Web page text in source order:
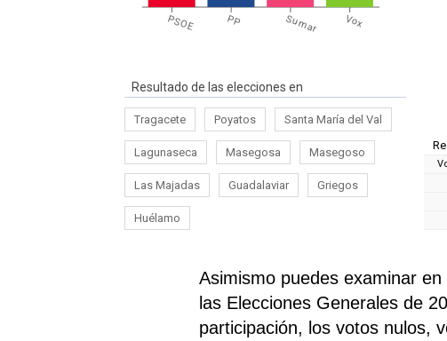
PSOE PP Sumar Vox
Resultado de las elecciones en
Tragacete Poyatos Santa María del Val
Lagunaseca Masegosa Masegoso
Las Majadas Guadalaviar Griegos
Huélamo
Asimismo puedes examinar
las Elecciones Generales de
participación, los votos nulos,